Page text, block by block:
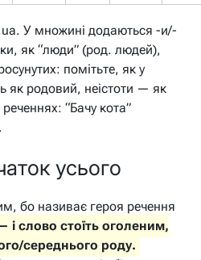
У множині додаються -и/-
як “люди” (род. людей),
помітьте, як у
як родовий, неістоти — як
“Бачу кота”
усього
бо називає героя речення
слово стоїть оголеним,
середнього роду.